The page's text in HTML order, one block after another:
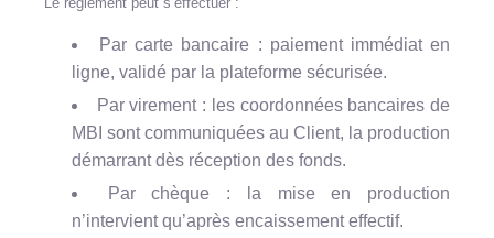
Par carte bancaire : paiement immédiat en
ligne, validé par la plateforme sécurisée.
Par virement : les coordonnées bancaires de
MBI sont communiquées au Client, la production
démarrant dès réception des fonds.
Par chèque : la mise en production
n’intervient qu’après encaissement effectif.